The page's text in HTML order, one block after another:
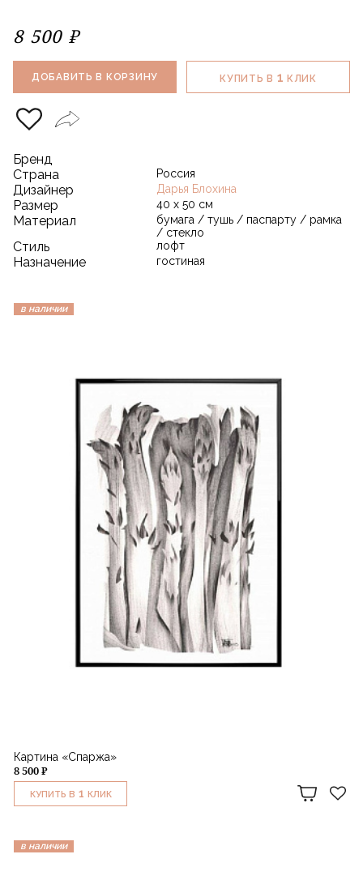
8 500 ₽
ДОБАВИТЬ В КОРЗИНУ КУПИТЬ В 1 КЛИК
Бренд
Страна
Россия
Дизайнер Дарья Блохина
Размер 40 х 50 см
Материал
бумага / тушь / паспарту / рамка
/ стекло
Стиль лофт
Назначение гостиная
в наличии
Картина «Спаржа»
8 500 ₽
КУПИТЬ В 1 КЛИК
в наличии